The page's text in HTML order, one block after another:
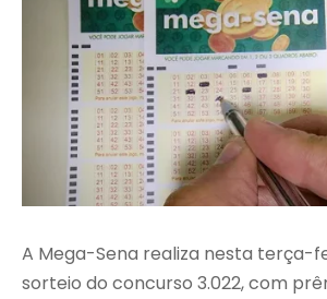
A Mega-Sena realiza nesta terça-
sorteio do concurso 3.022, com